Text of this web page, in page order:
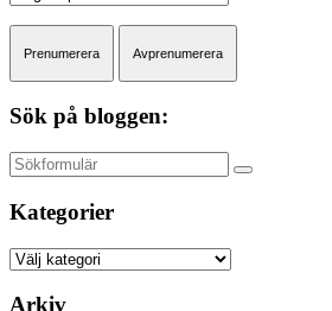
Sök på bloggen:
Sök
Kategorier
Kategorier
Arkiv